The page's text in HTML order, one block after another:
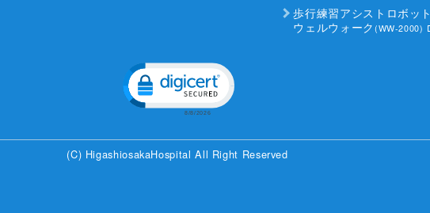
歩行練習アシストロボット
ウェルウォーク (WW-2000)
Click to open certificate verification popup
(C) HigashiosakaHospital All Right Reserved